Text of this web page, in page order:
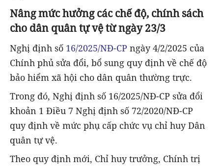
Nâng mức hưởng các chế độ, chính sách
cho dân quân tự vệ từ ngày 23/3
Nghị định số 16/2025/NĐ-CP ngày 4/2/2025 của
Chính phủ sửa đổi, bổ sung quy định về chế độ
bảo hiểm xã hội cho dân quân thường trực.
Trong đó, Nghị định số 16/2025/NĐ-CP sửa đổi
khoản 1 Điều 7 Nghị định số 72/2020/NĐ-CP
quy định về mức phụ cấp chức vụ chỉ huy Dân
quân tự vệ.
Theo quy định mới, Chỉ huy trưởng, Chính trị